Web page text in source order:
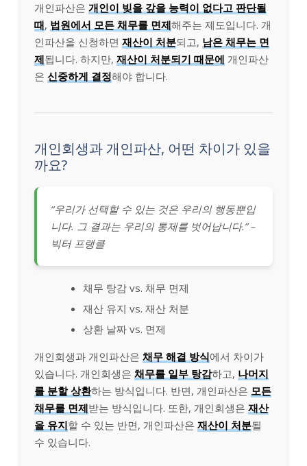
개인파산은 개인이 빚을 갚을 능력이 없다고 판단될
때, 법원에서 모든 채무를 면제해주는 제도입니다. 개
인파산을 신청하면 재산이 처분되고, 남은 채무는 면
제됩니다. 하지만, 재산이 처분되기 때문에 개인파산
은 신중하게 결정해야 합니다.
개인회생과 개인파산, 어떤 차이가 있을
까요?
“우리가 선택할 수 있는 것은 우리의 행동뿐입
니다. 그 결과는 우리의 통제를 벗어납니다.” –
빅터 프랭클
채무 탕감 vs. 채무 면제
재산 유지 vs. 재산 처분
상환 날짜 vs. 면제
개인회생과 개인파산은 채무 해결 방식에서 차이가
있습니다. 개인회생은 채무를 일부 탕감하고, 나머지
를 분할 상환하는 방식입니다. 반면, 개인파산은 모든
채무를 면제받는 방식입니다. 또한, 개인회생은 재산
을 유지할 수 있는 반면, 개인파산은 재산이 처분될
수 있습니다.